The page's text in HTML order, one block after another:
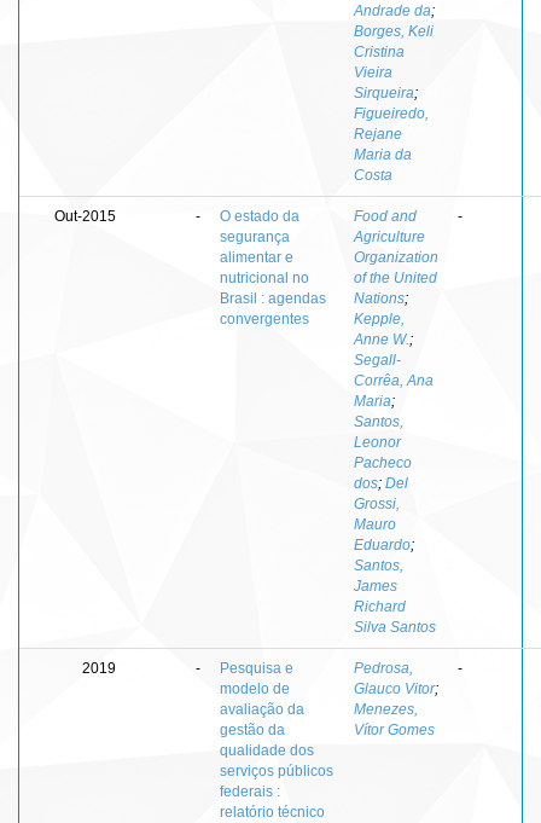
Andrade da;
Borges, Keli
Cristina
Vieira
Sirqueira;
Figueiredo,
Rejane
Maria da
Costa
Out-2015 -
O estado da
segurança
alimentar e
nutricional no
Brasil : agendas
convergentes
Food and
Agriculture
Organization
of the United
Nations;
Kepple,
Anne W. ;
Segall-
Corrêa, Ana
Maria;
Santos,
Leonor
Pacheco
dos; Del
Grossi,
Mauro
Eduardo;
Santos,
James
Richard
Silva Santos
-
2019 -
Pesquisa e
modelo de
avaliação da
gestão da
qualidade dos
serviços públicos
federais :
relatório técnico
Pedrosa,
Glauco Vitor;
Menezes,
Vítor Gomes
-